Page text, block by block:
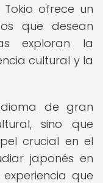
ofrece un
que desean
exploran la
cultural y la
de gran
sino que
crucial en el
japonés en
que